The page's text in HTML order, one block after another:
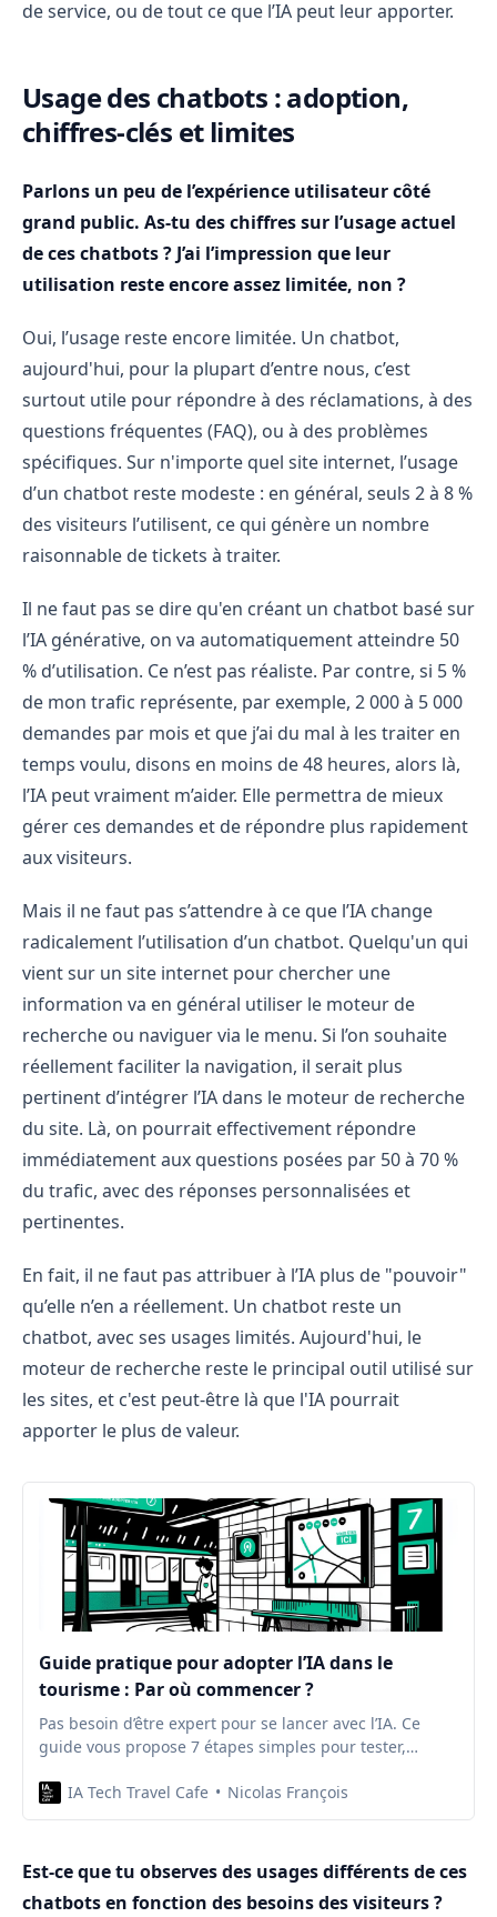
de service, ou de tout ce que l’IA peut leur apporter.
Usage des chatbots : adoption,
chiffres-clés et limites
Parlons un peu de l’expérience utilisateur côté
grand public. As-tu des chiffres sur l’usage actuel
de ces chatbots ? J’ai l’impression que leur
utilisation reste encore assez limitée, non ?
Oui, l’usage reste encore limitée. Un chatbot,
aujourd'hui, pour la plupart d’entre nous, c’est
surtout utile pour répondre à des réclamations, à des
questions fréquentes (FAQ), ou à des problèmes
spécifiques. Sur n'importe quel site internet, l’usage
d’un chatbot reste modeste : en général, seuls 2 à 8 %
des visiteurs l’utilisent, ce qui génère un nombre
raisonnable de tickets à traiter.
Il ne faut pas se dire qu'en créant un chatbot basé sur
l’IA générative, on va automatiquement atteindre 50
% d’utilisation. Ce n’est pas réaliste. Par contre, si 5 %
de mon trafic représente, par exemple, 2 000 à 5 000
demandes par mois et que j’ai du mal à les traiter en
temps voulu, disons en moins de 48 heures, alors là,
l’IA peut vraiment m’aider. Elle permettra de mieux
gérer ces demandes et de répondre plus rapidement
aux visiteurs.
Mais il ne faut pas s’attendre à ce que l’IA change
radicalement l’utilisation d’un chatbot. Quelqu'un qui
vient sur un site internet pour chercher une
information va en général utiliser le moteur de
recherche ou naviguer via le menu. Si l’on souhaite
réellement faciliter la navigation, il serait plus
pertinent d’intégrer l’IA dans le moteur de recherche
du site. Là, on pourrait effectivement répondre
immédiatement aux questions posées par 50 à 70 %
du trafic, avec des réponses personnalisées et
pertinentes.
En fait, il ne faut pas attribuer à l’IA plus de "pouvoir"
qu’elle n’en a réellement. Un chatbot reste un
chatbot, avec ses usages limités. Aujourd'hui, le
moteur de recherche reste le principal outil utilisé sur
les sites, et c'est peut-être là que l'IA pourrait
apporter le plus de valeur.
Guide pratique pour adopter l’IA dans le
tourisme : Par où commencer ?
Pas besoin d’être expert pour se lancer avec l’IA. Ce
guide vous propose 7 étapes simples pour tester,
IA Tech Travel Cafe
Nicolas François
Est-ce que tu observes des usages différents de ces
chatbots en fonction des besoins des visiteurs ?